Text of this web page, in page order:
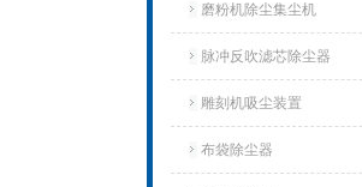
磨粉机除尘集尘机
脉冲反吹滤芯除尘器
雕刻机吸尘装置
布袋除尘器